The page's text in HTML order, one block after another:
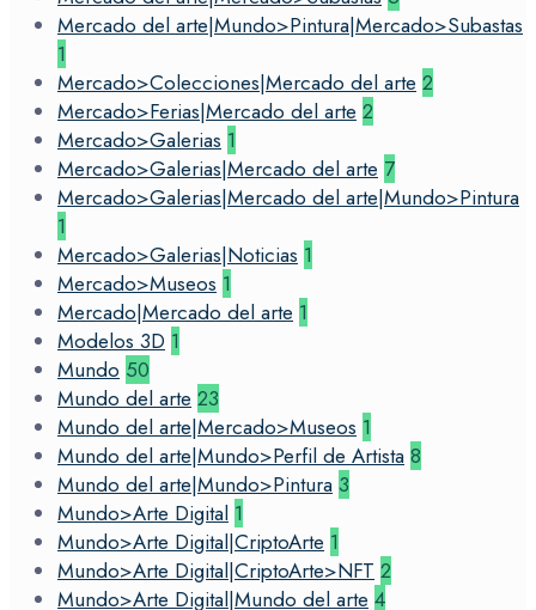
Mercado del arte|Mundo>Pintura|Mercado>Subastas
1
Mercado>Colecciones|Mercado del arte 2
Mercado>Ferias|Mercado del arte 2
Mercado>Galerias 1
Mercado>Galerias|Mercado del arte 7
Mercado>Galerias|Mercado del arte|Mundo>Pintura
1
Mercado>Galerias|Noticias 1
Mercado>Museos 1
Mercado|Mercado del arte 1
Modelos 3D 1
Mundo 50
Mundo del arte 23
Mundo del arte|Mercado>Museos 1
Mundo del arte|Mundo>Perfil de Artista 8
Mundo del arte|Mundo>Pintura 3
Mundo>Arte Digital 1
Mundo>Arte Digital|CriptoArte 1
Mundo>Arte Digital|CriptoArte>NFT 2
Mundo>Arte Digital|Mundo del arte 4